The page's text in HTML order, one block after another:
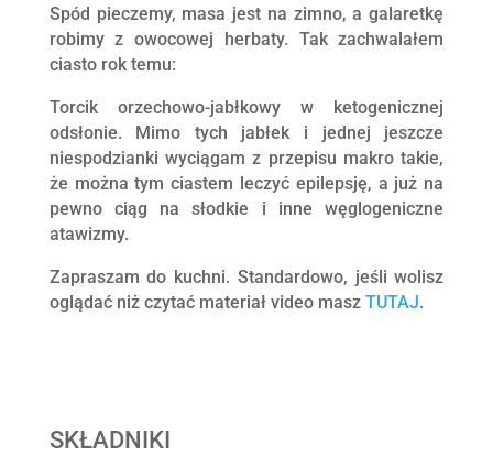
Spód pieczemy, masa jest na zimno, a galaretkę
robimy z owocowej herbaty. Tak zachwalałem
ciasto rok temu:
Torcik orzechowo-jabłkowy w ketogenicznej
odsłonie. Mimo tych jabłek i jednej jeszcze
niespodzianki wyciągam z przepisu makro takie,
że można tym ciastem leczyć epilepsję, a już na
pewno ciąg na słodkie i inne węglogeniczne
atawizmy.
Zapraszam do kuchni. Standardowo, jeśli wolisz
oglądać niż czytać materiał video masz TUTAJ.
SKŁADNIKI